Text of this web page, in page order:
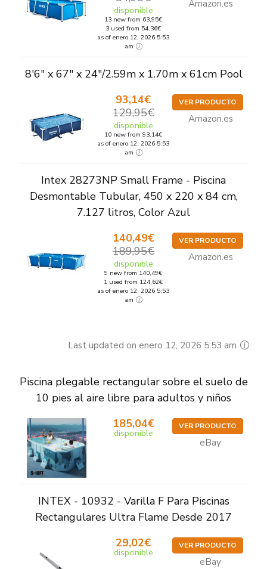
disponible
13 new from 63,95€
3 used from 54,36€
as of enero 12, 2026 5:53
am
Amazon.es
8'6" x 67" x 24"/2.59m x 1.70m x 61cm Pool
93,14€
129,95€
disponible
10 new from 93,14€
as of enero 12, 2026 5:53
am
VER PRODUCTO
Amazon.es
Intex 28273NP Small Frame - Piscina
Desmontable Tubular, 450 x 220 x 84 cm,
7.127 litros, Color Azul
140,49€
189,95€
disponible
9 new from 140,49€
1 used from 124,62€
as of enero 12, 2026 5:53
am
VER PRODUCTO
Amazon.es
Last updated on enero 12, 2026 5:53 am
Piscina plegable rectangular sobre el suelo de
10 pies al aire libre para adultos y niños
185,04€
disponible
VER PRODUCTO
eBay
INTEX - 10932 - Varilla F Para Piscinas
Rectangulares Ultra Flame Desde 2017
29,02€
disponible
VER PRODUCTO
eBay